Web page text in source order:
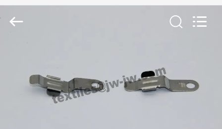
PRODUCTEN
Import
Export
Co.,Ltd.